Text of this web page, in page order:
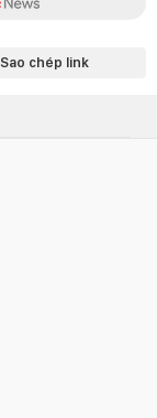
Sao chép link